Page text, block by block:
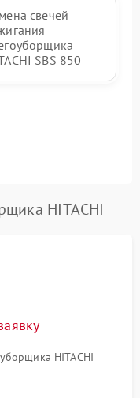
свечей
SBS 850
HITACHI
HITACHI